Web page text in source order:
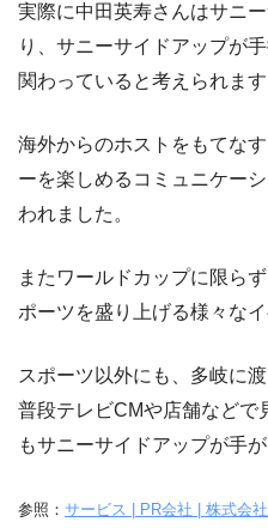
実際に中田英寿さんはサニ
り、サニーサイドアップが
関わっていると考えられます
海外からのホストをもてな
ーを楽しめるコミュニケー
われました。
またワールドカップに限ら
ポーツを盛り上げる様々な
スポーツ以外にも、多岐に
普段テレビCMや店舗などで
もサニーサイドアップが手
参照： サービス | PR会社 | 株式会